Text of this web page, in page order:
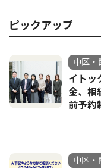
ピックアップ
中区・
イトッ
金、相
前予約
中区・